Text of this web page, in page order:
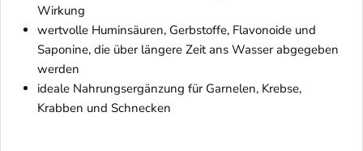
Wirkung
wertvolle Huminsäuren, Gerbstoffe, Flavonoide und
Saponine, die über längere Zeit ans Wasser abgegeben
werden
ideale Nahrungsergänzung für Garnelen, Krebse,
Krabben und Schnecken